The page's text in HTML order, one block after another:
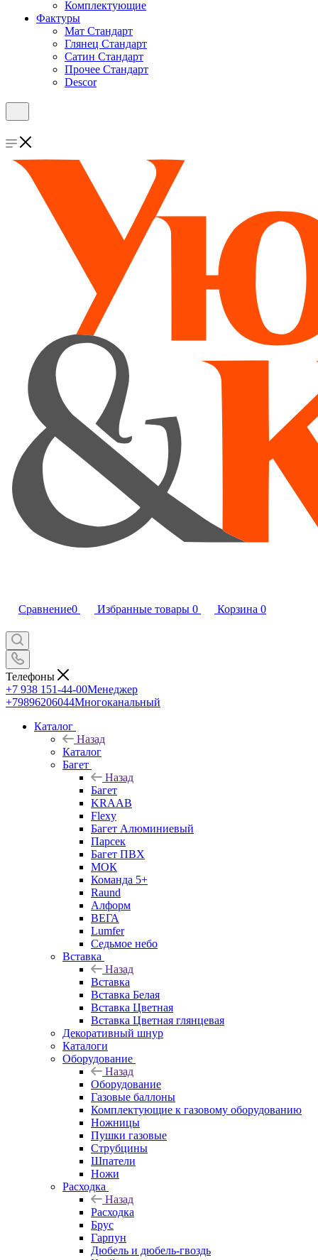
Комплектующие
Фактуры
Мат Стандарт
Глянец Стандарт
Сатин Стандарт
Прочее Стандарт
Descor
Сравнение0 Избранные товары 0 Корзина 0
Телефоны
+7 938 151-44-00Менеджер
+79896206044Многоканальный
Каталог
Назад
Каталог
Багет
Назад
Багет
KRAAB
Flexy
Багет Алюминиевый
Парсек
Багет ПВХ
МОК
Команда 5+
Raund
Алформ
ВЕГА
Lumfer
Седьмое небо
Вставка
Назад
Вставка
Вставка Белая
Вставка Цветная
Вставка Цветная глянцевая
Декоративный шнур
Каталоги
Оборудование
Назад
Оборудование
Газовые баллоны
Комплектующие к газовому оборудованию
Ножницы
Пушки газовые
Струбцины
Шпатели
Ножи
Расходка
Назад
Расходка
Брус
Гарпун
Дюбель и дюбель-гвоздь